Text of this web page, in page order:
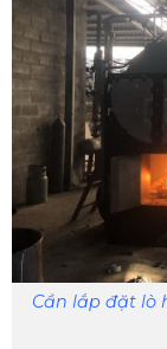
Cần lắp đặt lò